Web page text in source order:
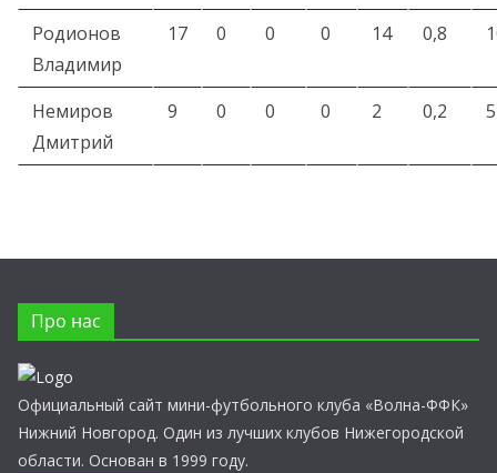
Родионов
Владимир
17 0 0 0 14 0,8
Немиров
Дмитрий
9 0 0 0 2 0,2 5
Про нас
Официальный сайт мини-футбольного клуба «Волна-ФФК»
Нижний Новгород. Один из лучших клубов Нижегородской
области. Основан в 1999 году.